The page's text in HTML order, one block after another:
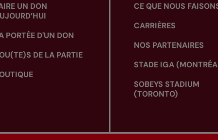
UN DON
PORTÉE D'UN DON
DE LA PARTIE
CE QUE NOUS
CARRIÈRES
NOS PARTENAIRES
STADE IGA
SOBEYS STADIUM
(TORONTO)